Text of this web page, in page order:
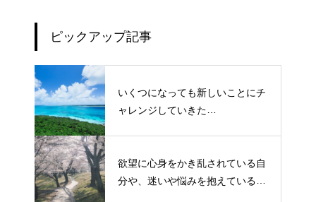
ピックアップ記事
いくつになっても新しいことにチ
ャレンジしていきた
欲望に心身をかき乱されている自
分や、迷いや悩みを抱えているネ